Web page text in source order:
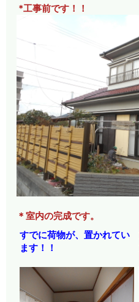
*工事前です！！
＊室内の完成です。
すでに荷物が、置かれてい
ます！！